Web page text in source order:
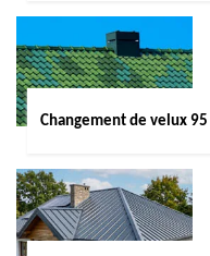
Changement de velux 95